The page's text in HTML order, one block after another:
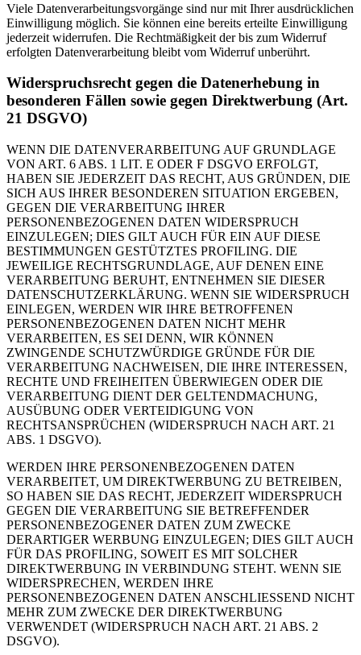
Viele Datenverarbeitungsvorgänge sind nur mit Ihrer ausdrücklichen
Einwilligung möglich. Sie können eine bereits erteilte Einwilligung
jederzeit widerrufen. Die Rechtmäßigkeit der bis zum Widerruf
erfolgten Datenverarbeitung bleibt vom Widerruf unberührt.
Widerspruchsrecht gegen die Datenerhebung in
besonderen Fällen sowie gegen Direktwerbung (Art.
21 DSGVO)
WENN DIE DATENVERARBEITUNG AUF GRUNDLAGE
VON ART. 6 ABS. 1 LIT. E ODER F DSGVO ERFOLGT,
HABEN SIE JEDERZEIT DAS RECHT, AUS GRÜNDEN, DIE
SICH AUS IHRER BESONDEREN SITUATION ERGEBEN,
GEGEN DIE VERARBEITUNG IHRER
PERSONENBEZOGENEN DATEN WIDERSPRUCH
EINZULEGEN; DIES GILT AUCH FÜR EIN AUF DIESE
BESTIMMUNGEN GESTÜTZTES PROFILING. DIE
JEWEILIGE RECHTSGRUNDLAGE, AUF DENEN EINE
VERARBEITUNG BERUHT, ENTNEHMEN SIE DIESER
DATENSCHUTZERKLÄRUNG. WENN SIE WIDERSPRUCH
EINLEGEN, WERDEN WIR IHRE BETROFFENEN
PERSONENBEZOGENEN DATEN NICHT MEHR
VERARBEITEN, ES SEI DENN, WIR KÖNNEN
ZWINGENDE SCHUTZWÜRDIGE GRÜNDE FÜR DIE
VERARBEITUNG NACHWEISEN, DIE IHRE INTERESSEN,
RECHTE UND FREIHEITEN ÜBERWIEGEN ODER DIE
VERARBEITUNG DIENT DER GELTENDMACHUNG,
AUSÜBUNG ODER VERTEIDIGUNG VON
RECHTSANSPRÜCHEN (WIDERSPRUCH NACH ART. 21
ABS. 1 DSGVO).
WERDEN IHRE PERSONENBEZOGENEN DATEN
VERARBEITET, UM DIREKTWERBUNG ZU BETREIBEN,
SO HABEN SIE DAS RECHT, JEDERZEIT WIDERSPRUCH
GEGEN DIE VERARBEITUNG SIE BETREFFENDER
PERSONENBEZOGENER DATEN ZUM ZWECKE
DERARTIGER WERBUNG EINZULEGEN; DIES GILT AUCH
FÜR DAS PROFILING, SOWEIT ES MIT SOLCHER
DIREKTWERBUNG IN VERBINDUNG STEHT. WENN SIE
WIDERSPRECHEN, WERDEN IHRE
PERSONENBEZOGENEN DATEN ANSCHLIESSEND NICHT
MEHR ZUM ZWECKE DER DIREKTWERBUNG
VERWENDET (WIDERSPRUCH NACH ART. 21 ABS. 2
DSGVO).